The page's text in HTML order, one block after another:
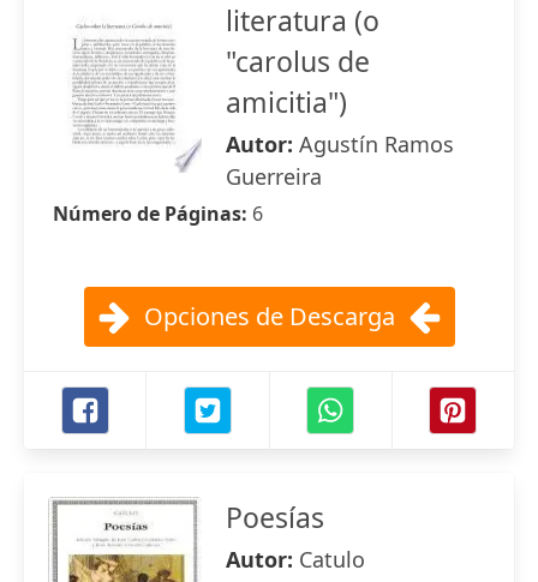
literatura (o
"carolus de
amicitia")
Autor: Agustín Ramos
Guerreira
Número de Páginas: 6
Opciones de Descarga
Poesías
Autor: Catulo